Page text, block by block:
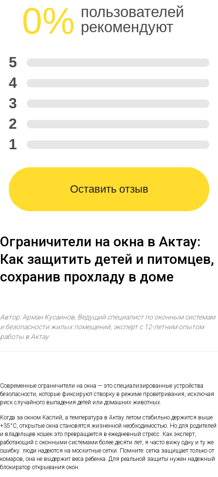
0% пользователей
рекомендуют
5
4
3
2
1
Оставить отзыв
Ограничители на окна в Актау:
Как защитить детей и питомцев,
сохранив прохладу в доме
Автор: Арман Кусаинов, Ведущий специалист по оконным системам
и безопасности жилых помещений, эксперт с 12-летним опытом
работы в Актау
Современные ограничители на окна — это специализированные устройства
безопасности, которые фиксируют створку в режиме проветривания, исключая
риск случайного выпадения детей или домашних животных.
Когда за окном Каспий, а температура в Актау летом стабильно держится выше
+35°C, открытые окна становятся жизненной необходимостью. Но для родителей
и владельцев кошек это превращается в ежедневный стресс. Как эксперт,
работающий с оконными системами более десяти лет, я часто вижу одну и ту же
ошибку: люди надеются на москитные сетки. Помните: сетка защищает только от
комаров, она не выдержит веса ребенка. Для реальной защиты нужен надежный
блокиратор открывания окон.